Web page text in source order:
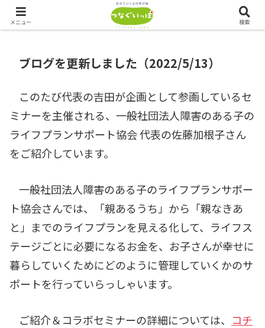
つなぐいっぽでは、ただいま会員を募集しております！！
ブログを更新しました（2022/5/13）
このたび代表の吉田が企画として参画しているセ
ミナーを主催される、一般社団法人障害のある子の
ライフプランサポート協会 代表の佐藤加根子さん
をご紹介しています。
一般社団法人障害のある子のライフプランサポー
ト協会さんでは、「親あるうち」から「親なきあ
と」までのライフプランを見える化して、ライフス
テージごとに必要になるお金を、お子さんが幸せに
暮らしていくためにどのように管理していくかのサ
ポートを行っていらっしゃいます。
ご紹介＆コラボセミナーの詳細については、
コチ
メニュー 検索